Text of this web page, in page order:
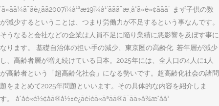
´ã«ãã¼ã¯ãè¿ãã2007ï¼å¹³æ19ï¼å¹´ããã¯æ¸å°ã«è»¢ããã¨ まず子供の数
が減少するということは、つまり労働力が不足するという事なんです。
そうなると会社などの企業は人員不足に陥り業績に悪影響を及ぼす事に
なります。 基礎自治体の担い手の減少、東京圏の高齢化. 若年層が減少
し、高齢者層が増え続けている日本。2025年には、全人口の4人に1人
が高齢者という「超高齢化社会」になる勢いです。超高齢化社会の諸問
題をまとめて2025年問題といいます。その具体的な内容を紹介しま
す。 å°å­é«é½¢åã®å½±é¿ãé¡èã«ãªãã®ã¯ãä»å¾æ°åå¹